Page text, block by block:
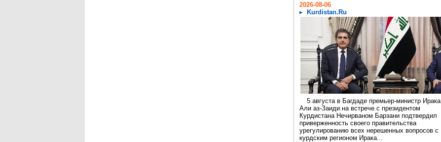
2026-08-06
Kurdistan.Ru
5 августа в Багдаде премьер-министр Ирака
Али аз-Заиди на встрече с президентом
Курдистана Нечирваном Барзани подтвердил
приверженность своего правительства
урегулированию всех нерешенных вопросов с
курдским регионом Ирака...